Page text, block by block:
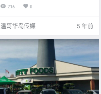
布 将投资$2,600万加元 来帮助家庭
更好的生活 其中就包括12岁以下儿
216 0
温哥华岛传媒 5 年前